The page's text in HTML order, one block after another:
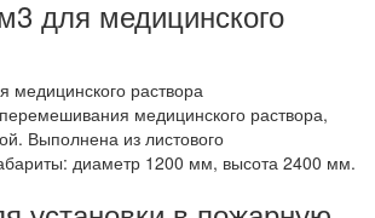
для медицинского
медицинского раствора,
Выполнена из листового
диаметр 1200 мм, высота 2400 мм.